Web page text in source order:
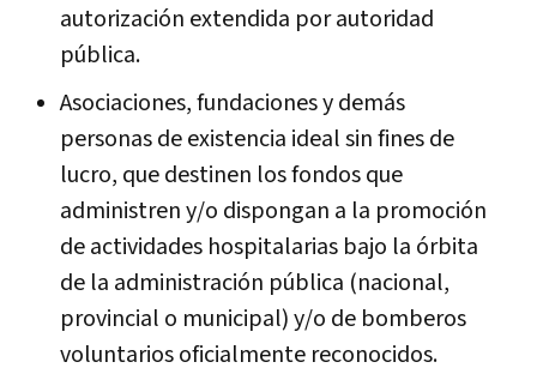
autorización extendida por autoridad
pública.
Asociaciones, fundaciones y demás
personas de existencia ideal sin fines de
lucro, que destinen los fondos que
administren y/o dispongan a la promoción
de actividades hospitalarias bajo la órbita
de la administración pública (nacional,
provincial o municipal) y/o de bomberos
voluntarios oficialmente reconocidos.